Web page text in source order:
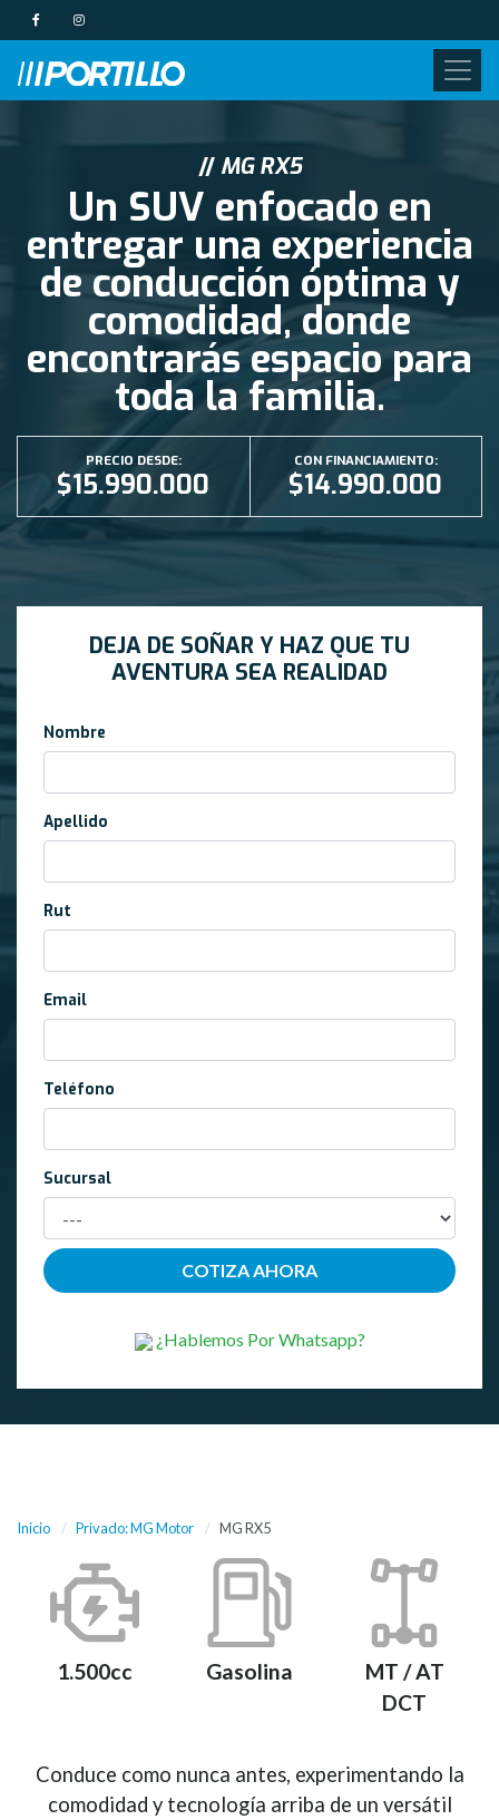
// MG RX5
Un SUV enfocado en
entregar una experiencia
de conducción óptima y
comodidad, donde
encontrarás espacio para
toda la familia.
PRECIO DESDE:
$15.990.000
CON FINANCIAMIENTO:
$14.990.000
DEJA DE SOÑAR Y HAZ QUE TU
AVENTURA SEA REALIDAD
Nombre
Apellido
Rut
Email
Teléfono
Sucursal
¿Hablemos Por Whatsapp?
Inicio Privado: MG Motor MG RX5
1.500cc Gasolina
MT / AT
DCT
Conduce como nunca antes, experimentando la
comodidad y tecnología arriba de un versátil